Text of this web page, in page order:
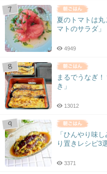
夏のトマトは
マトのサラダ」
4949
まるでうなぎ
き」
13012
「ひんやり味
り置きレシピ3
3371